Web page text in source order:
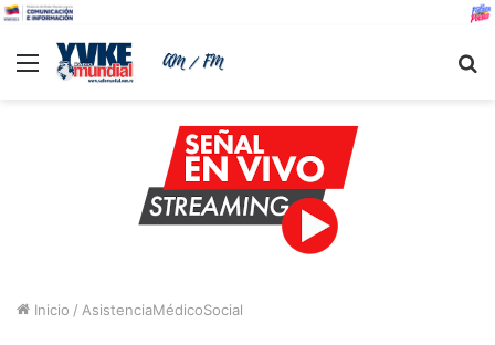
Menu
Inicio / AsistenciaMédicoSocial